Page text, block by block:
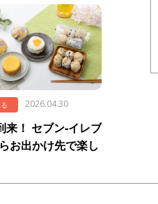
2026.04.30
来！ セブン‐イレブ
お出かけ先で楽し